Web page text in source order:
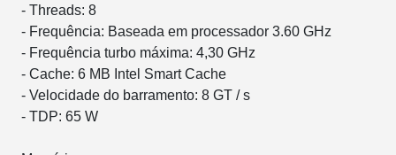
- Threads: 8
- Frequência: Baseada em processador 3.60 GHz
- Frequência turbo máxima: 4,30 GHz
- Cache: 6 MB Intel Smart Cache
- Velocidade do barramento: 8 GT / s
- TDP: 65 W